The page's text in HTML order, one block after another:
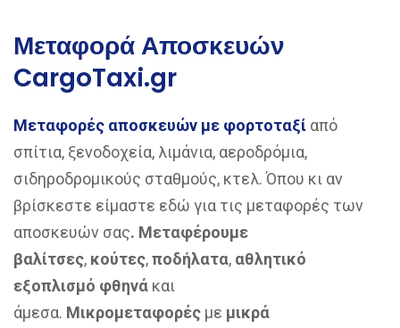
Μεταφορά Αποσκευών
CargoTaxi.gr
Μεταφορές αποσκευών με φορτοταξί από
σπίτια, ξενοδοχεία, λιμάνια, αεροδρόμια,
σιδηροδρομικούς σταθμούς, κτελ. Όπου κι αν
βρίσκεστε είμαστε εδώ για τις μεταφορές των
αποσκευών σας. Μεταφέρουμε
βαλίτσες, κούτες,ποδήλατα, αθλητικό
εξοπλισμό φθηνά και
άμεσα. Μικρομεταφορές με μικρά